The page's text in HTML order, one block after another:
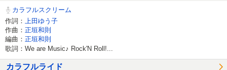
カラフルスクリーム
作詞：
上田ゆう子
作曲： 正垣和則
編曲： 正垣和則
歌詞：We are Music♪ Rock'N Roll!...
カラフルライド